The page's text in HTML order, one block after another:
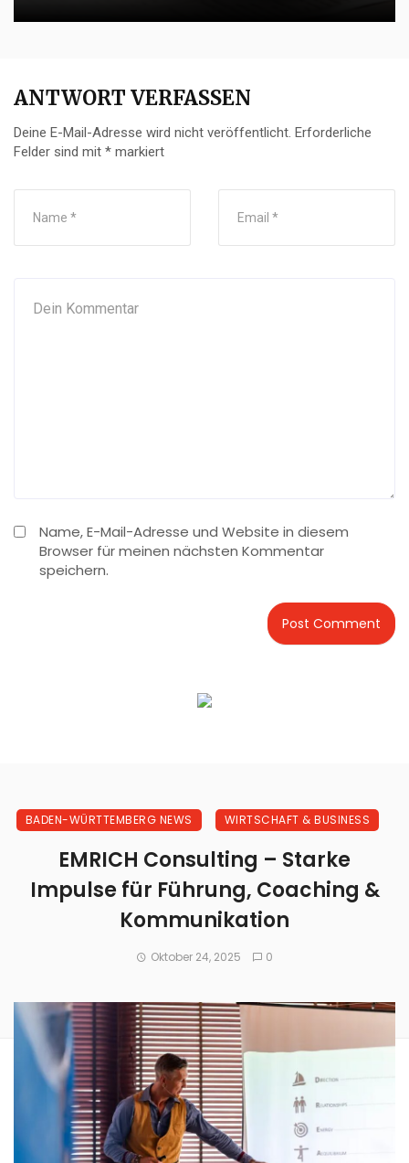
ANTWORT VERFASSEN
Deine E-Mail-Adresse wird nicht veröffentlicht. Erforderliche
Felder sind mit * markiert
Name, E-Mail-Adresse und Website in diesem
Browser für meinen nächsten Kommentar
speichern.
BADEN-WÜRTTEMBERG NEWS WIRTSCHAFT & BUSINESS
EMRICH Consulting – Starke
Impulse für Führung, Coaching &
Kommunikation
Oktober 24, 2025 0